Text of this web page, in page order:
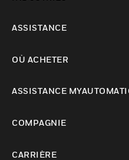
ASSISTANCE
OÙ ACHETER
ASSISTANCE
COMPAGNIE
CARRIÈRE